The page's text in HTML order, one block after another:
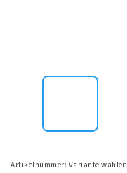
Artikelnummer: Variante wählen